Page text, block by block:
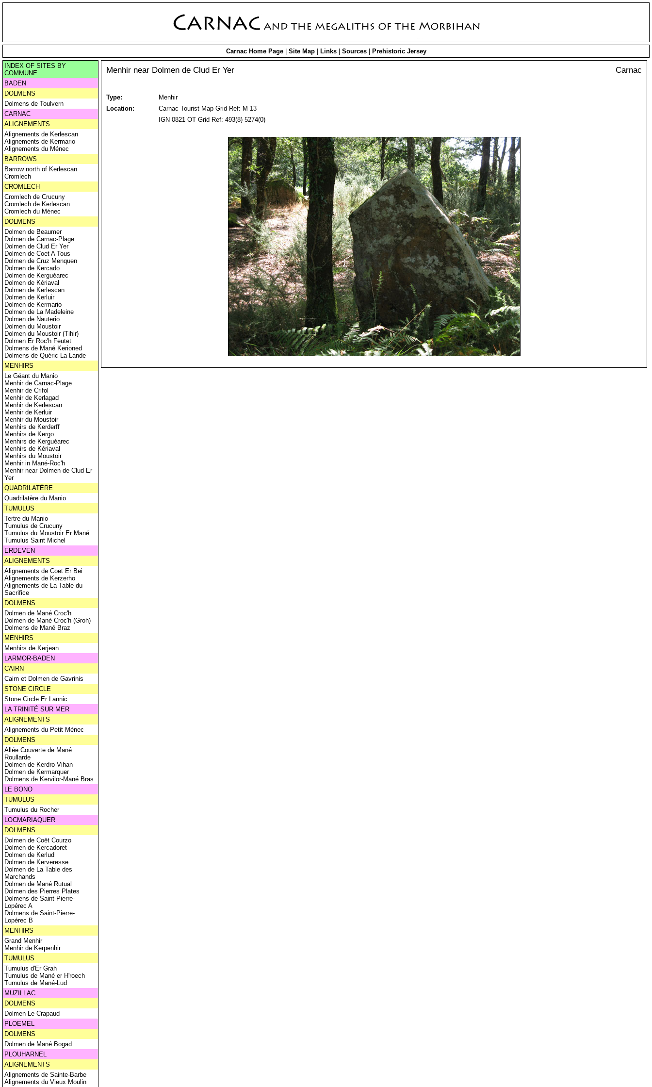
Carnac Home Page| Site Map| Links| Sources|
Prehistoric Jersey
INDEX OF SITES BY
COMMUNE
BADEN
DOLMENS
Dolmens de Toulvern
CARNAC
ALIGNEMENTS
Alignements de Kerlescan
Alignements de Kermario
Alignements du Ménec
BARROWS
Barrow north of Kerlescan
Cromlech
CROMLECH
Cromlech de Crucuny
Cromlech de Kerlescan
Cromlech du Ménec
DOLMENS
Dolmen de Beaumer
Dolmen de Carnac-Plage
Dolmen de Clud Er Yer
Dolmen de Coet A Tous
Dolmen de Cruz Menquen
Dolmen de Kercado
Dolmen de Kerguéarec
Dolmen de Kériaval
Dolmen de Kerlescan
Dolmen de Kerluir
Dolmen de Kermario
Dolmen de La Madeleine
Dolmen de Nauterio
Dolmen du Moustoir
Dolmen du Moustoir (Tihir)
Dolmen Er Roc'h Feutet
Dolmens de Mané Kerioned
Dolmens de Quéric La Lande
MENHIRS
Le Géant du Manio
Menhir de Carnac-Plage
Menhir de Crifol
Menhir de Kerlagad
Menhir de Kerlescan
Menhir de Kerluir
Menhir du Moustoir
Menhirs de Kerderff
Menhirs de Kergo
Menhirs de Kerguéarec
Menhirs de Kériaval
Menhirs du Moustoir
Menhir in Mané-Roc'h
Menhir near Dolmen de Clud Er
Yer
QUADRILATÈRE
Quadrilatère du Manio
TUMULUS
Tertre du Manio
Tumulus de Crucuny
Tumulus du Moustoir Er Mané
Tumulus Saint Michel
ERDEVEN
ALIGNEMENTS
Alignements de Coet Er Bei
Alignements de Kerzerho
Alignements de La Table du
Sacrifice
DOLMENS
Dolmen de Mané Croc'h
Dolmen de Mané Croc'h (Groh)
Dolmens de Mané Braz
MENHIRS
Menhirs de Kerjean
LARMOR-BADEN
CAIRN
Cairn et Dolmen de Gavrinis
STONE CIRCLE
Stone Circle Er Lannic
LA TRINITÉ SUR MER
ALIGNEMENTS
Alignements du Petit Ménec
DOLMENS
Allée Couverte de Mané
Roullarde
Dolmen de Kerdro Vihan
Dolmen de Kermarquer
Dolmens de Kervilor-Mané Bras
LE BONO
TUMULUS
Tumulus du Rocher
LOCMARIAQUER
DOLMENS
Dolmen de Coët Courzo
Dolmen de Kercadoret
Dolmen de Kerlud
Dolmen de Kerveresse
Dolmen de La Table des
Marchands
Dolmen de Mané Rutual
Dolmen des Pierres Plates
Dolmens de Saint-Pierre-
Lopérec A
Dolmens de Saint-Pierre-
Lopérec B
MENHIRS
Grand Menhir
Menhir de Kerpenhir
TUMULUS
Tumulus d'Er Grah
Tumulus de Mané er H'roech
Tumulus de Mané-Lud
MUZILLAC
DOLMENS
Dolmen Le Crapaud
PLOEMEL
DOLMENS
Dolmen de Mané Bogad
PLOUHARNEL
ALIGNEMENTS
Alignements de Sainte-Barbe
Alignements du Vieux Moulin
Menhir near Dolmen de Clud Er Yer Carnac
Type:
Menhir
Location:
Carnac Tourist Map Grid Ref: M 13
IGN 0821 OT Grid Ref: 493(8) 5274(0)